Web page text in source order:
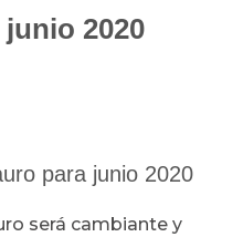
2020
para junio 2020
será cambiante y